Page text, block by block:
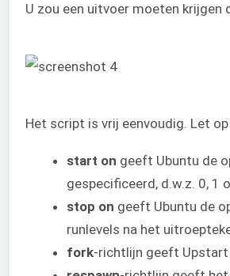
U zou een uitvoer moeten
Het script is vrij eenvoudig. Let
start on geeft Ubuntu de
gespecificeerd, d.w.z. 0, 1
stop on geeft Ubuntu de
runlevels na het
fork-richtlijn geeft Upstart